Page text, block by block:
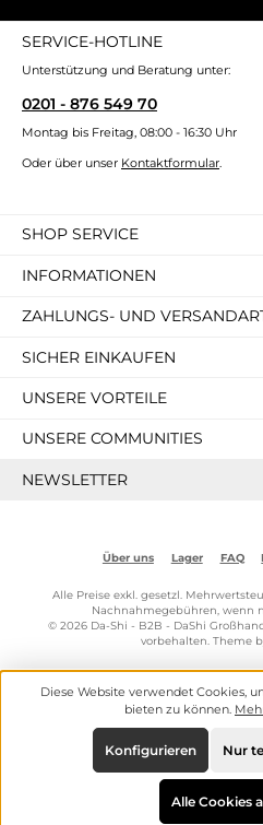
SERVICE-HOTLINE
Unterstützung und Beratung unter:
0201 - 876 549 70
Montag bis Freitag, 08:00 - 16:30 Uhr
Oder über unser Kontaktformular.
SHOP SERVICE
INFORMATIONEN
ZAHLUNGS- UND
SICHER EINKAUFEN
UNSERE VORTEILE
UNSERE COMMUNITIES
NEWSLETTER
Über uns Lager FAQ
Alle Preise exkl. gesetzl.
Nachnahmegebühren, wenn
© 2026 Da-Shi - B2B - DaShi
vorbehalten. Theme
Diese Website verwendet Cookies,
bieten zu können.
Nur
Konfigurieren
Alle Cookies